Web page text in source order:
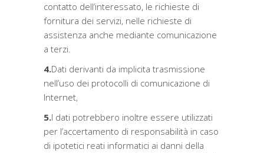
contatto dell’interessato, le richieste di
fornitura dei servizi, nelle richieste di
assistenza anche mediante comunicazione
a terzi.
4.Dati derivanti da implicita trasmissione
nell’uso dei protocolli di comunicazione di
Internet,
5.I dati potrebbero inoltre essere utilizzati
per l’accertamento di responsabilità in caso
di ipotetici reati informatici ai danni della